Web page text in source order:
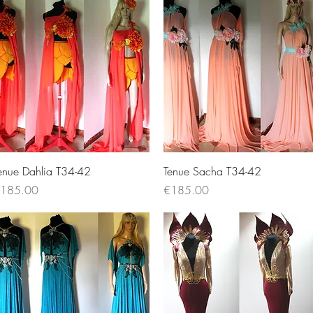
Quick View
Dahlia T34-42
Quick View
Tenue Sacha T34-42
Price
€185.00